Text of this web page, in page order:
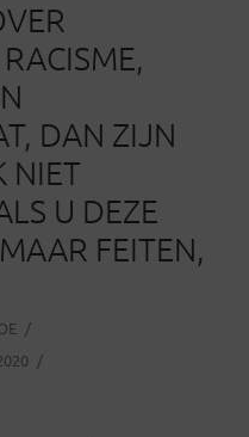
DAN ZIJN
NIET
U DEZE
FEITEN,